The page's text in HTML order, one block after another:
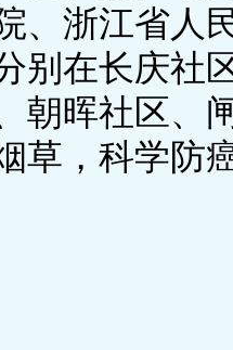
、浙江省人
别在长庆社
朝晖社区、
草，科学防